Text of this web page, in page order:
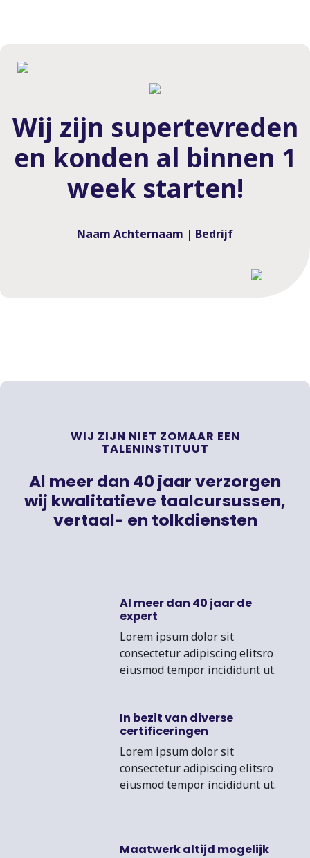
Wij zijn supertevreden
en konden al binnen 1
week starten!
Naam Achternaam | Bedrijf
WIJ ZIJN NIET ZOMAAR EEN
TALENINSTITUUT
Al meer dan 40 jaar verzorgen
wij kwalitatieve taalcursussen,
vertaal- en tolkdiensten
Al meer dan 40 jaar de
expert
Lorem ipsum dolor sit
consectetur adipiscing elitsro
eiusmod tempor incididunt ut.
In bezit van diverse
certificeringen
Lorem ipsum dolor sit
consectetur adipiscing elitsro
eiusmod tempor incididunt ut.
Maatwerk altijd mogelijk